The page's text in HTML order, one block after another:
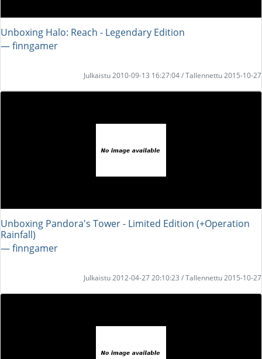
Unboxing Halo: Reach - Legendary Edition
― finngamer
Julkaistu 2010-09-13 16:27:04 / Tallennettu 2015-10-27
Unboxing Pandora's Tower - Limited Edition (+Operation
Rainfall)
― finngamer
Julkaistu 2012-04-27 20:10:23 / Tallennettu 2015-10-27